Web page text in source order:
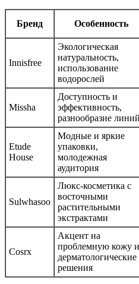
Бренд Особенность
Innisfree
Экологическая
натуральность,
использование
водорослей
Missha
Доступность и
эффективность,
разнообразие линий
Etude
House
Модные и яркие
упаковки,
молодежная
аудитория
Sulwhasoo
Люкс-косметика с
восточными
растительными
экстрактами
Cosrx
Акцент на
проблемную кожу и
дерматологические
решения